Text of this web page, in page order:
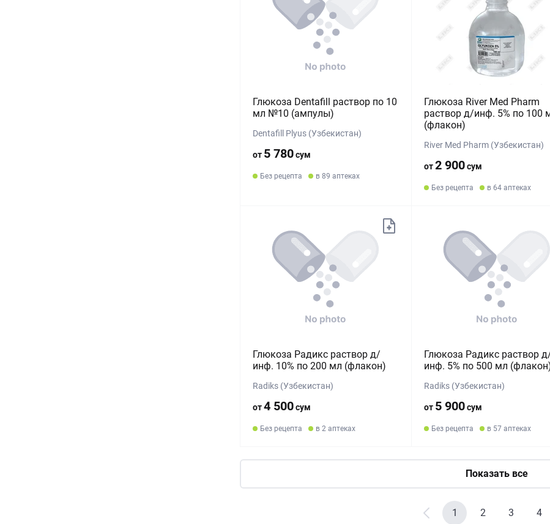
Глюкоза Dentafill раствор по 10
мл №10 (ампулы)
Dentafill Plyus (Узбекистан)
от 5 780сум
Без рецепта в 89 аптеках
Глюкоза River Med Pharm
раствор д/инф. 5% по 100
(флакон)
River Med Pharm (Узбекистан)
от2 900сум
Без рецепта в 64 аптеках
Глюкоза Радикс раствор д/
инф. 10% по 200 мл (флакон)
Radiks (Узбекистан)
от4 500сум
Без рецепта в 2 аптеках
Глюкоза Радикс раствор
инф. 5% по 500 мл
Radiks (Узбекистан)
от 5 900сум
Без рецепта в 57 аптеках
Показать все
1 2 3 4